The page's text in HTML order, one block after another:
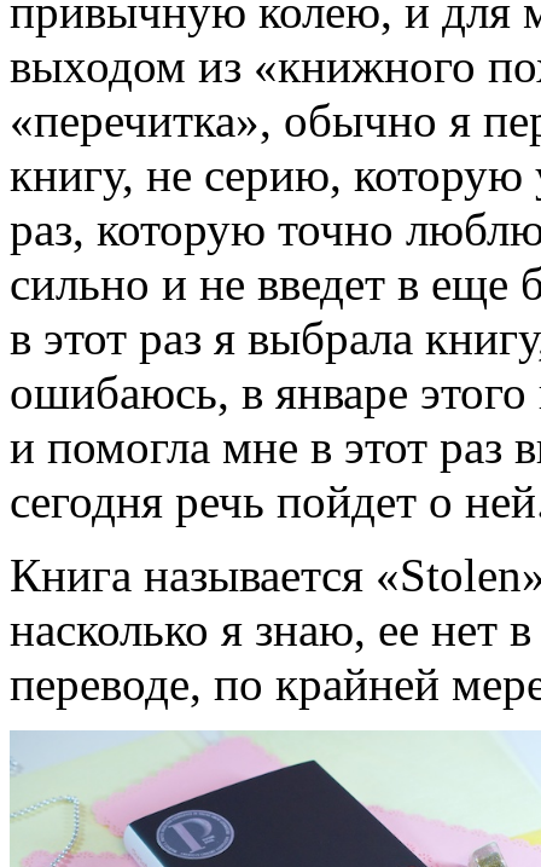
привычную колею, и для
выходом из «книжного
«перечитка», обычно я
книгу, не серию,
раз, которую точно
сильно и не введет в
в этот раз я выбрала
ошибаюсь, в январе
и помогла мне в этот раз
сегодня речь пойдет о
Книга называется
насколько я знаю, ее нет
переводе, по крайней